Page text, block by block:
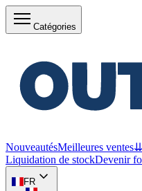
Catégories
NouveautésMeilleures ventes
Liquidation de stockDevenir
FR